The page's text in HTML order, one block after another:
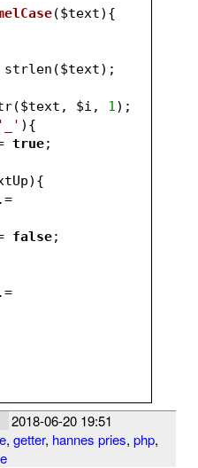
($text) {
strlen($text
$text , $i , 1);
'_' ){
true;
){
false;
2018-06-20 19:51
, getter, hannes pries, php,